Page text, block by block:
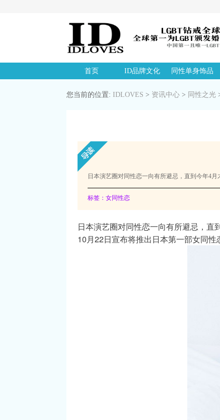
首页 ID品牌文化 同性单身饰品
您当前的位置: IDLOVES > 资讯中心 > 同性之光
日本演艺圈对同性恋一向有所避忌，直到今年4
标签：女同性恋
日本演艺圈对同性恋一向有所避忌，
10月22日宣布将推出日本第一部女同性